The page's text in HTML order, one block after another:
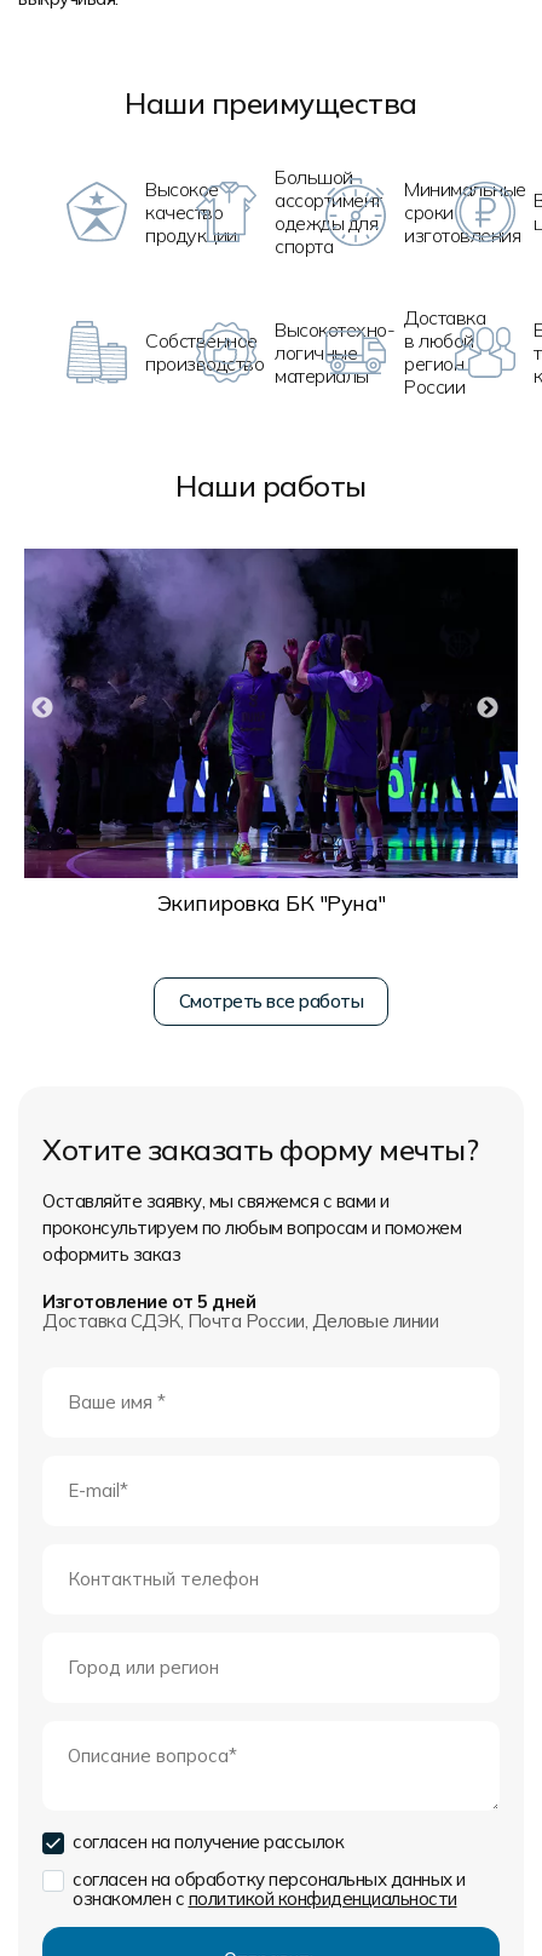
Наши преимущества
Высокое
качество
продукции
Большой
ассортимент
одежды для
спорта
Минимальные
сроки
изготовления
Собственное
производство
Высокотехно-
логичные
материалы
Доставка
в любой
регион
России
Наши работы
Экипировка БК "Руна"
Смотреть все работы
Хотите заказать форму мечты?
Оставляйте заявку, мы свяжемся с вами и
проконсультируем по любым вопросам и поможем
оформить заказ
Изготовление от 5 дней
Доставка СДЭК, Почта России, Деловые линии
согласен на получение рассылок
согласен на обработку персональных данных и
ознакомлен с политикой конфиденциальности